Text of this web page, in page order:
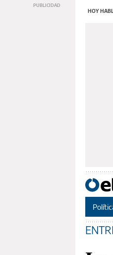
HOY